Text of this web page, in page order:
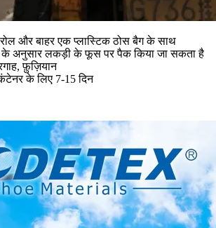
रोल और बाहर एक प्लास्टिक ठोस बैग के साथ
के अनुसार लकड़ी के फूस पर पैक किया जा सकता है
फ़ुज़ियान
के लिए 7-15 दिन